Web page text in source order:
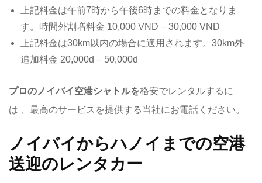
上記料金は午前7時から午後6時までの料金となりま
す。時間外割増料金 10,000 VND – 30,000 VND
上記料金は30km以内の場合に適用されます。30km外
追加料金 20,000d – 50,000d
プロのノイバイ空港シャトルを格安でレンタルするに
は 、最高のサービスを提供する当社にお電話ください。
ノイバイからハノイまでの空港
送迎のレンタカー